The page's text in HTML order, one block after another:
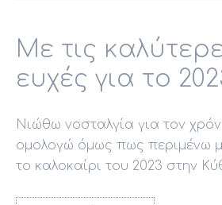
Με τις
ευχές για το
Νιώθω νοσταλγία για τον
ομολογώ όμως πως περιμένω
το καλοκαίρι του 2023 στην